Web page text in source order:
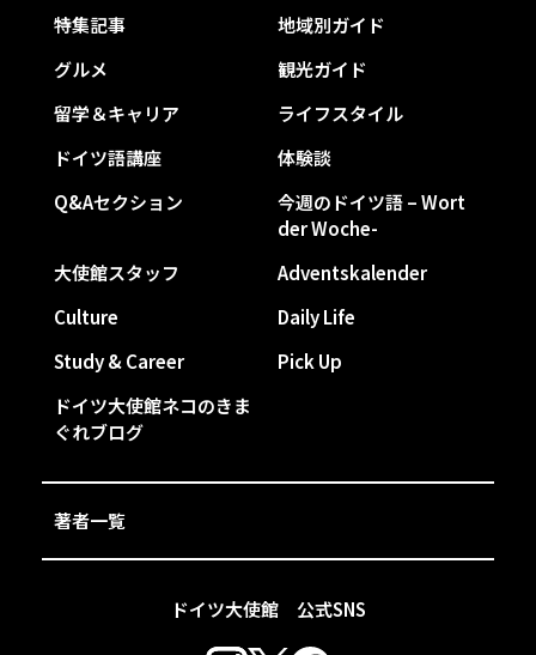
ドイツ大使館 公式SNS
特集記事
地域別ガイド
グルメ
観光ガイド
留学＆キャリア
ライフスタイル
ドイツ語講座
体験談
Q&Aセクション
今週のドイツ語 – Wort
der Woche-
大使館スタッフ
Adventskalender
Culture
Daily Life
Study & Career
Pick Up
ドイツ大使館ネコのきま
ぐれブログ
著者一覧